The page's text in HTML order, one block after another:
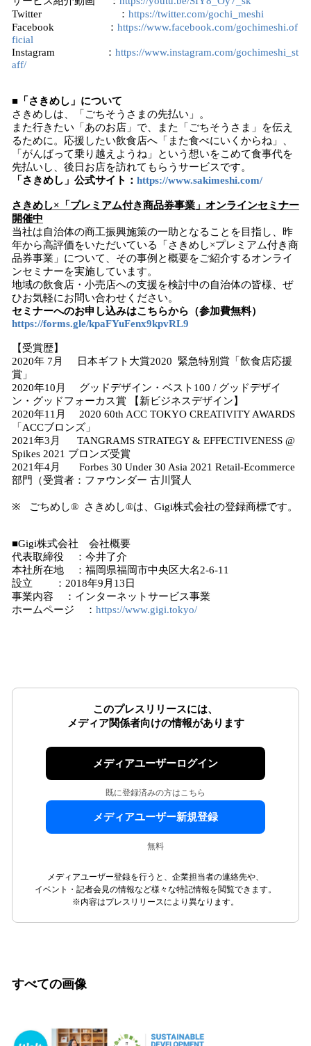
Twitter ： https://twitter.com/gochi_meshi
Facebook ： https://www.facebook.com/gochimeshi.of
ficial
Instagram ： https://www.instagram.com/gochimeshi_st
aff/
■ 「さきめし」について
さきめしは、「ごちそうさまの先払い」。
また行きたい「あのお店」で、また「ごちそうさま」を伝え
るために。応援したい飲食店へ「また食べにいくからね」、
「がんばって乗り越えようね」という想いをこめて食事代を
先払いし、後日お店を訪れてもらうサービスです。
「さきめし」公式サイト： https://www.sakimeshi.com/
さきめし×「プレミアム付き商品券事業」オンラインセミナー
開催中
当社は自治体の商工振興施策の一助となることを目指し、昨
年から高評価をいただいている「さきめし×プレミアム付き商
品券事業」について、その事例と概要をご紹介するオンライ
ンセミナーを実施しています。
地域の飲食店・小売店への支援を検討中の自治体の皆様、ぜ
ひお気軽にお問い合わせください。
セミナーへのお申し込みはこちらから（参加費無料）
https://forms.gle/kpaFYuFenx9kpvRL9
【受賞歴】
2020年 7月 日本ギフト大賞2020 緊急特別賞「飲食店応援
賞」
2020年10月 グッドデザイン・ベスト100 / グッドデザイ
ン・グッドフォーカス賞 【新ビジネスデザイン】
2020年11月 2020 60th ACC TOKYO CREATIVITY AWARDS
「ACCブロンズ」
2021年3月 TANGRAMS STRATEGY & EFFECTIVENESS @
Spikes 2021 ブロンズ受賞
2021年4月 Forbes 30 Under 30 Asia 2021 Retail-Ecommerce
部門（受賞者：ファウンダー 古川賢人
※ ごちめし®︎ さきめし®︎は、Gigi株式会社の登録商標です。
■Gigi株式会社 会社概要
代表取締役 ：今井了介
本社所在地 ：福岡県福岡市中央区大名2-6-11
設立 ：2018年9月13日
事業内容 ：インターネットサービス事業
ホームページ ： https://www.gigi.tokyo/
このプレスリリースには、
メディア関係者向けの情報があります
メディアユーザーログイン
既に登録済みの方はこちら
メディアユーザー新規登録
無料
メディアユーザー登録を行うと、企業担当者の連絡先や、
イベント・記者会見の情報など様々な特記情報を閲覧できます。
※内容はプレスリリースにより異なります。
すべての画像